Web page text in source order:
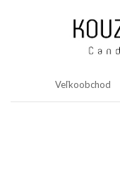
Veľkoobchod